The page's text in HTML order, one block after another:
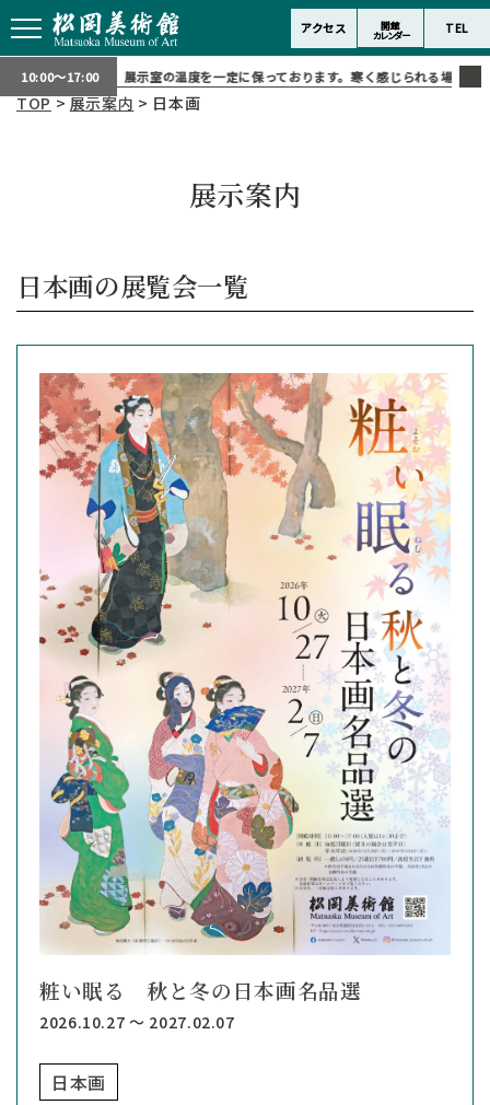
アクセス 開館
カレンダー TEL
10:00～17:00
の為、展示室の温度を一定に保っております。寒く感じられる場合は上着などで
TOP>展示案内 > 日本画
展示案内
日本画の展覧会一覧
粧い眠る 秋と冬の日本画名品選
2026.10.27 ～ 2027.02.07
日本画